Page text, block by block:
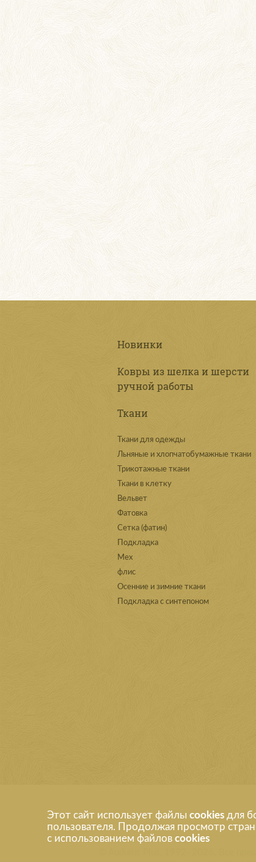
Этот сайт использует файлыcookies для
пользователя. Продолжая просмотр
с использованием файловcookies
Новинки
Ковры из шелка и шерсти
ручной работы
Ткани
Ткани для одежды
Льняные и хлопчатобумажные ткани
Трикотажные ткани
Ткани в клетку
Вельвет
Фатовка
Сетка (фатин)
Подкладка
Мех
флис
Осенние и зимние ткани
Подкладка с синтепоном